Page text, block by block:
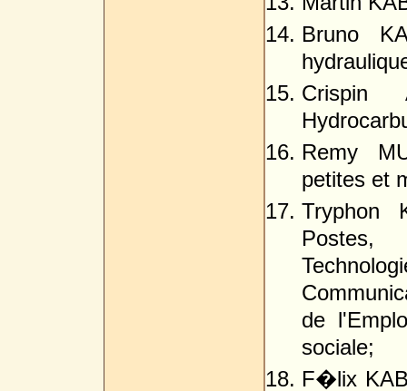
Bruno
Crispin
Remy
petites et
Tryphon
Postes,
de
sociale;
F�lix